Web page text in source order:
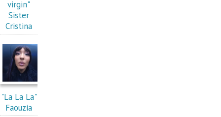
virgin"
Sister
Cristina
"La La La"
Faouzia